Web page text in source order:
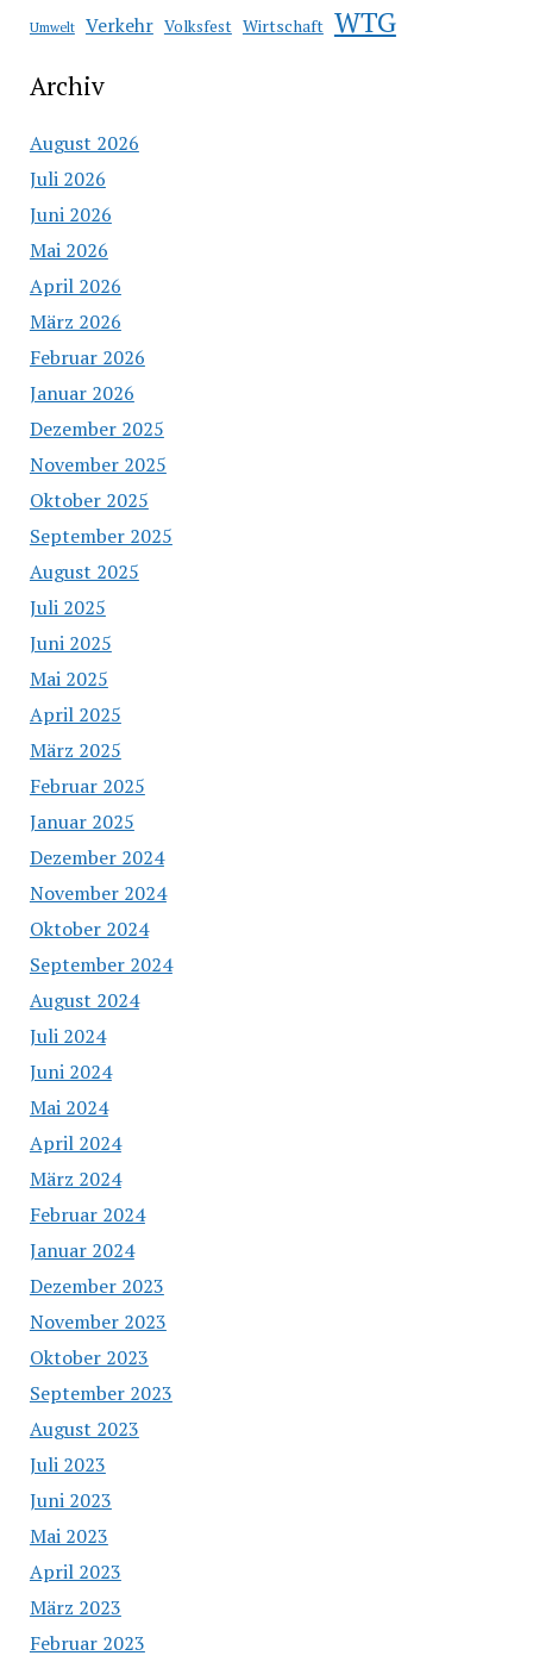
Umwelt Verkehr Volksfest Wirtschaft WTG
Archiv
August 2026
Juli 2026
Juni 2026
Mai 2026
April 2026
März 2026
Februar 2026
Januar 2026
Dezember 2025
November 2025
Oktober 2025
September 2025
August 2025
Juli 2025
Juni 2025
Mai 2025
April 2025
März 2025
Februar 2025
Januar 2025
Dezember 2024
November 2024
Oktober 2024
September 2024
August 2024
Juli 2024
Juni 2024
Mai 2024
April 2024
März 2024
Februar 2024
Januar 2024
Dezember 2023
November 2023
Oktober 2023
September 2023
August 2023
Juli 2023
Juni 2023
Mai 2023
April 2023
März 2023
Februar 2023